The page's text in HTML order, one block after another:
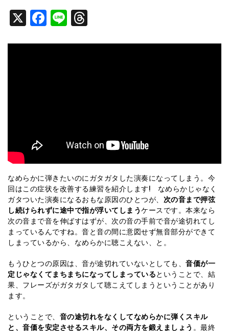
X Facebook
Line
なめらかに弾きたいのにガタガタした演奏になってしまう。今
回はこの症状を改善する練習を紹介します! なめらかじゃなく
ガタついた演奏になるおもな原因のひとつが、 次の音まで押弦
し続けられずに途中で指が浮いてしまうケースです。本来なら
次の音まで音を伸ばすはずが、次の音の手前で音が途切れてし
まっているんですね。音と音の間に意図せず無音部分ができて
しまっているから、なめらかに聴こえない、と。
もうひとつの原因は、音が途切れていないとしても、 音価が一
定じゃなくてまちまちになってしまっているということで、結
果、フレーズがガタガタして聴こえてしまうということがあり
ます。
ということで、 音の途切れをなくしてなめらかに弾くスキル
と、音価を安定させるスキル、その両方を鍛えましょう 。最終